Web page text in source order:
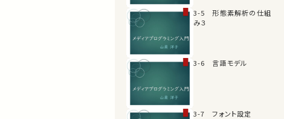
3-5 形態素解析の仕組
み３
3-6 言語モデル
3-7 フォント設定